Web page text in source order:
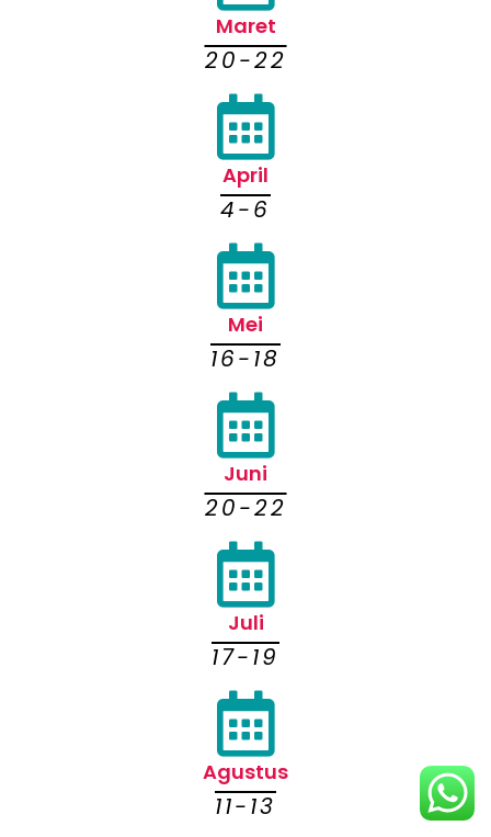
Maret
20-22
April
4-6
Mei
16-18
Juni
20-22
Juli
17-19
Agustus
11-13